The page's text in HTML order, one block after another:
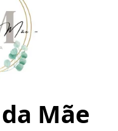
Mãe
(5)
(45)